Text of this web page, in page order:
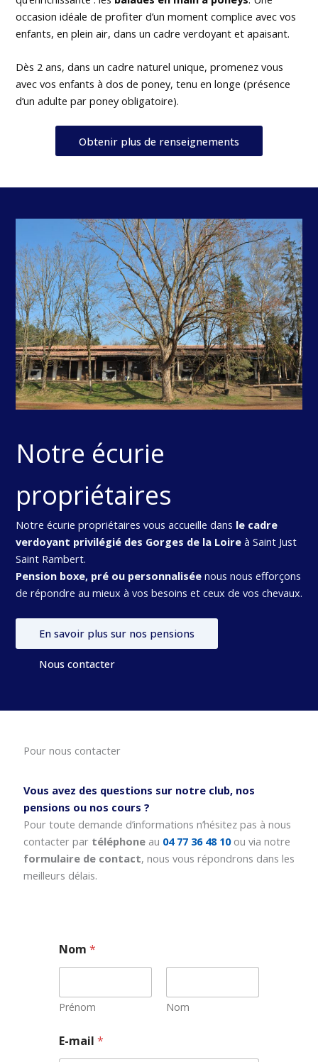
occasion idéale de profiter d’un moment complice avec vos
enfants, en plein air, dans un cadre verdoyant et apaisant.
Dès 2 ans, dans un cadre naturel unique, promenez vous
avec vos enfants à dos de poney, tenu en longe (présence
d’un adulte par poney obligatoire).
Obtenir plus de renseignements
Notre écurie
propriétaires
Notre écurie propriétaires vous accueille dans le cadre
verdoyant privilégié des Gorges de la Loireà Saint Just
Saint Rambert.
Pension boxe, pré ou personnaliséenous nous efforçons
de répondre au mieux à vos besoins et ceux de vos chevaux.
En savoir plus sur nos pensions
Nous contacter
Pour nous contacter
Vous avez des questions sur notre club, nos
pensions ou nos cours ?
Pour toute demande d’informations n’hésitez pas à nous
contacter par téléphoneau 04 77 36 48 10 ou via notre
formulaire de contact, nous vous répondrons dans les
meilleurs délais.
Nom*
Prénom Nom
-
m
E-mail*